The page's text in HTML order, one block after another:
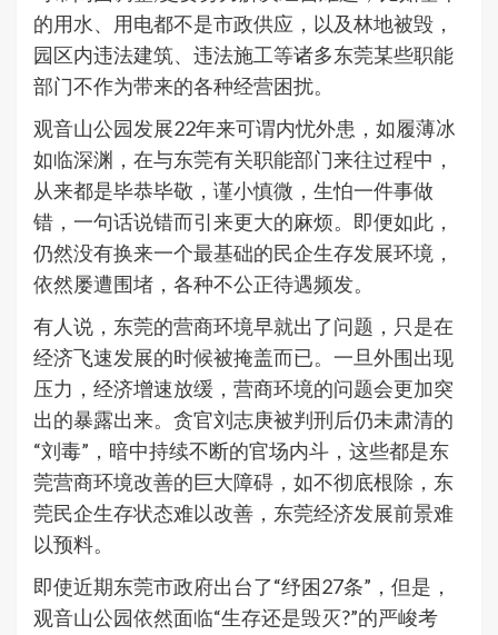
的用水、用电都不是市政供应，以及林地被毁，
园区内违法建筑、违法施工等诸多东莞某些职能
部门不作为带来的各种经营困扰。
观音山公园发展22年来可谓内忧外患，如履薄冰
如临深渊，在与东莞有关职能部门来往过程中，
从来都是毕恭毕敬，谨小慎微，生怕一件事做
错，一句话说错而引来更大的麻烦。即便如此，
仍然没有换来一个最基础的民企生存发展环境，
依然屡遭围堵，各种不公正待遇频发。
有人说，东莞的营商环境早就出了问题，只是在
经济飞速发展的时候被掩盖而已。一旦外围出现
压力，经济增速放缓，营商环境的问题会更加突
出的暴露出来。贪官刘志庚被判刑后仍未肃清的
“刘毒”，暗中持续不断的官场内斗，这些都是东
莞营商环境改善的巨大障碍，如不彻底根除，东
莞民企生存状态难以改善，东莞经济发展前景难
以预料。
即使近期东莞市政府出台了“纾困27条”，但是，
观音山公园依然面临“生存还是毁灭?”的严峻考